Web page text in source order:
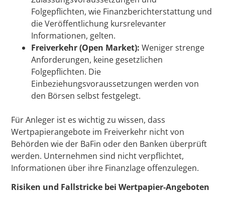
Folgepflichten, wie Finanzberichterstattung und
die Veröffentlichung kursrelevanter
Informationen, gelten.
Freiverkehr (Open Market): Weniger strenge
Anforderungen, keine gesetzlichen
Folgepflichten. Die
Einbeziehungsvoraussetzungen werden von
den Börsen selbst festgelegt.
Für Anleger ist es wichtig zu wissen, dass
Wertpapierangebote im Freiverkehr nicht von
Behörden wie der BaFin oder den Banken überprüft
werden. Unternehmen sind nicht verpflichtet,
Informationen über ihre Finanzlage offenzulegen.
Risiken und Fallstricke bei Wertpapier-Angeboten